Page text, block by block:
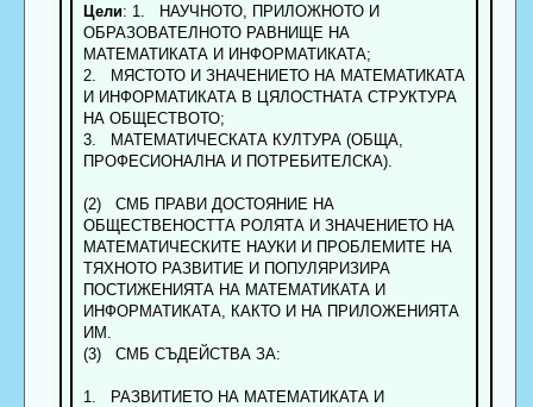
Цели: 1. НАУЧНОТО, ПРИЛОЖНОТО И
ОБРАЗОВАТЕЛНОТО РАВНИЩЕ НА
МАТЕМАТИКАТА И ИНФОРМАТИКАТА;
2. МЯСТОТО И ЗНАЧЕНИЕТО НА МАТЕМАТИКАТА
И ИНФОРМАТИКАТА В ЦЯЛОСТНАТА СТРУКТУРА
НА ОБЩЕСТВОТО;
3. МАТЕМАТИЧЕСКАТА КУЛТУРА (ОБЩА,
ПРОФЕСИОНАЛНА И ПОТРЕБИТЕЛСКА).
(2) СМБ ПРАВИ ДОСТОЯНИЕ НА
ОБЩЕСТВЕНОСТТА РОЛЯТА И ЗНАЧЕНИЕТО НА
МАТЕМАТИЧЕСКИТЕ НАУКИ И ПРОБЛЕМИТЕ НА
ТЯХНОТО РАЗВИТИЕ И ПОПУЛЯРИЗИРА
ПОСТИЖЕНИЯТА НА МАТЕМАТИКАТА И
ИНФОРМАТИКАТА, КАКТО И НА ПРИЛОЖЕНИЯТА
ИМ.
(3) СМБ СЪДЕЙСТВА ЗА:
1. РАЗВИТИЕТО НА МАТЕМАТИКАТА И